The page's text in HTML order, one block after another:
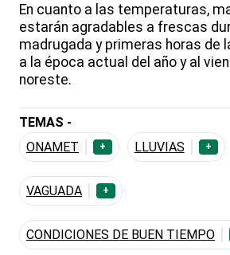
En cuanto a las temperaturas,
estarán agradables a frescas
madrugada y primeras horas de
a la época actual del año y al
noreste.
TEMAS -
ONAMET
+ LLUVIAS +
VAGUADA +
CONDICIONES DE BUEN TIEMPO